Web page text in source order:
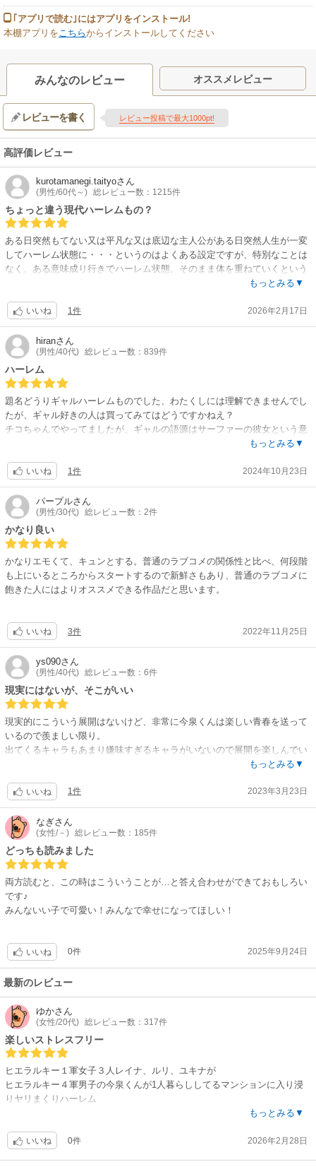
｢アプリで読む｣にはアプリをインストール!
本棚アプリを こちらからインストールしてください
みんなのレビュー オススメレビュー
レビューを書く レビュー投稿で最大1000pt!
高評価レビュー
kurotamanegi.taityoさん
(男性/60代～) 総レビュー数：1215件
ちょっと違う現代ハーレムもの？
ある日突然もてない又は平凡な又は底辺な主人公がある日突然人生が一変
してハーレム状態に・・・というのはよくある設定ですが、特別なことは
なく、ある意味成り行きでハーレム状態。そのまま体を重ねていくという
のも・・・まあいいかな？わりと他にはない展開であり後味の悪い所はな
のキャラもなかなかいい味をだしていて好感がもてるので、いい作品だと
思います。
もっとみる▼
いいね 1件 2026年2月17日
hiranさん
(男性/40代) 総レビュー数：839件
ハーレム
題名どうりギャルハーレムものでした、わたくしには理解できませんでし
たが、ギャル好きの人は買ってみてはどうですかねえ？
チコちゃんでやってましたが、ギャルの語源はサーファーの彼女という意
もっとみる▼
いいね 1件 2024年10月23日
パープルさん
(男性/30代) 総レビュー数：2件
かなり良い
かなりエモくて、キュンとする。普通のラブコメの関係性と比べ、何段階
も上にいるところからスタートするので新鮮さもあり、普通のラブコメに
飽きた人にはよりオススメできる作品だと思います。
いいね 3件 2022年11月25日
ys090さん
(男性/40代) 総レビュー数：6件
現実にはないが、そこがいい
現実的にこういう展開はないけど、非常に今泉くんは楽しい青春を送って
いるので羨ましい限り。
出てくるキャラもあまり嫌味すぎるキャラがいないので展開を楽しんでい
もっとみる▼
いいね 1件 2023年3月23日
なぎさん
(女性/－) 総レビュー数：185件
どっちも読みました
両方読むと、この時はこういうことが…と答え合わせができておもしろい
です♪
みんないい子で可愛い！みんなで幸せになってほしい！
いいね 0件 2025年9月24日
最新のレビュー
ゆかさん
(女性/20代) 総レビュー数：317件
楽しいストレスフリー
ヒエラルキー１軍女子３人レイナ、ルリ、ユキナが
ヒエラルキー４軍男子の今泉くんが1人暮らししてるマンションに入り浸
りヤリまくりハーレム
もっとみる▼
いいね 0件 2026年2月28日